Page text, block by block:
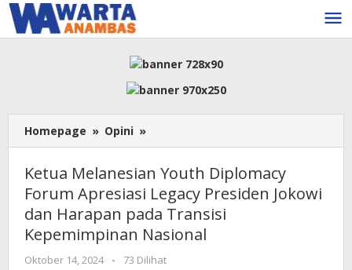
Lewati
ke
konten
Homepage » Opini »
Melanesian
Diplomacy
Forum
Apresiasi
Legacy
Presiden
Jokowi
Ketua Melanesian Youth Diplomacy
Forum Apresiasi Legacy Presiden Jokowi
dan Harapan pada Transisi
Kepemimpinan Nasional
Oktober 14, 2024
oleh
-
73 Dilihat